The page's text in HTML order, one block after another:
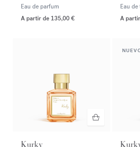
Eau de parfum
A partir de 135,00 €
Eau
A
Kurky